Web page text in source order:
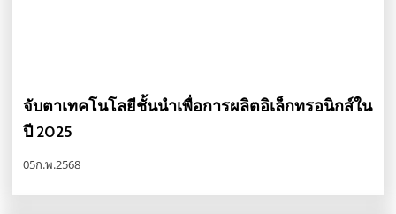
จับตาเทคโนโลยีชั้นนำเพื่อการผลิตอิเล็กทรอนิกส์ใน
ปี 2025
05ก.พ.2568